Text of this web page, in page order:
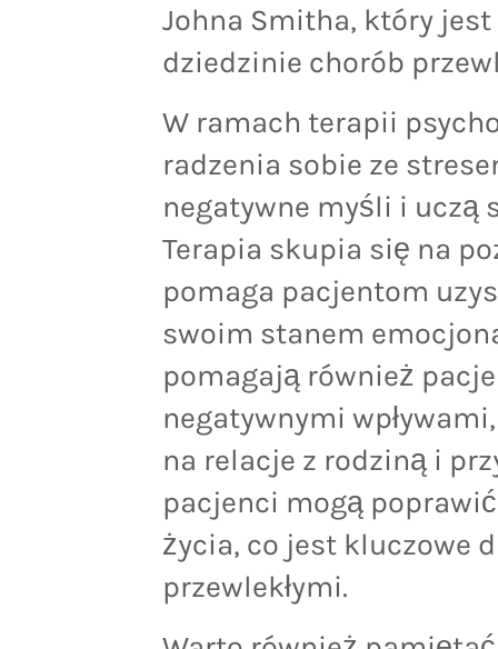
Johna Smitha, który
dziedzinie chorób
W ramach terapii
radzenia sobie ze
negatywne myśli i uczą
Terapia skupia się na
pomaga pacjentom
swoim stanem
pomagają również
negatywnymi
na relacje z rodziną i
pacjenci mogą
życia, co jest kluczowe
przewlekłymi.